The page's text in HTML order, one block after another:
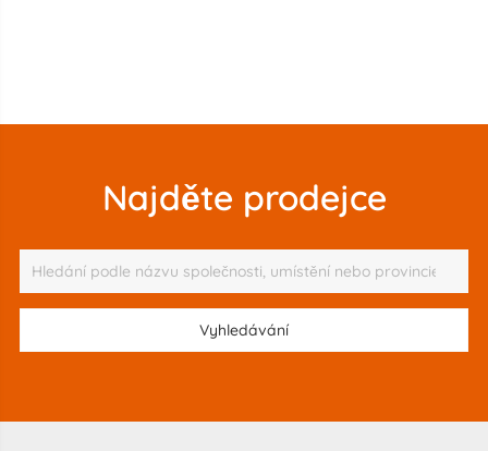
Najděte prodejce